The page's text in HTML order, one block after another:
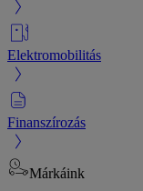
Elektromobilitás
Finanszírozás
Márkáink